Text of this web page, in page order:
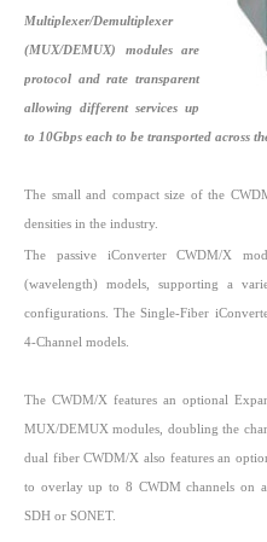
Multiplexer/Demultiplexer
(MUX/DEMUX) modules are
protocol and rate transparent
allowing different services up
to 10Gbps each to be transported across
The small and compact size of the
densities in the industry.
The passive iConverter CWDM/X
(wavelength) models, supporting a
configurations. The Single-Fiber
4-Channel models.
The CWDM/X features an optional
MUX/DEMUX modules, doubling the
dual fiber CWDM/X also features an
to overlay up to 8 CWDM channels on
SDH or SONET.